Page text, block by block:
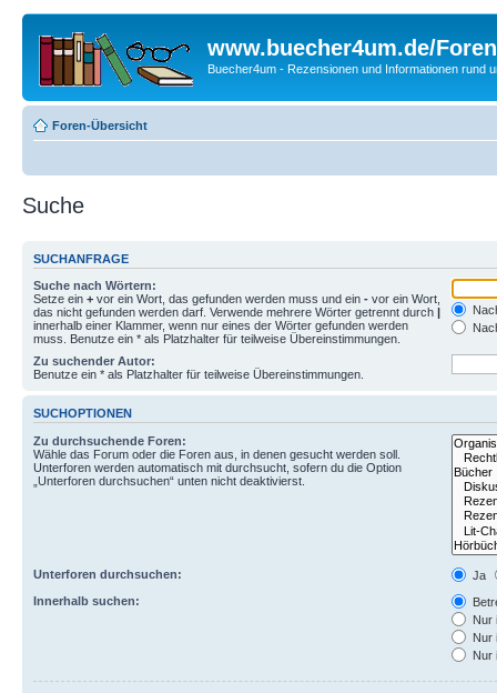
www.buecher4um.de/Foren
Buecher4um - Rezensionen und Informationen rund
Foren-Übersicht
Suche
SUCHANFRAGE
Suche nach Wörtern:
Setze ein + vor ein Wort, das gefunden werden muss und ein - vor ein Wort,
das nicht gefunden werden darf. Verwende mehrere Wörter getrennt durch |
innerhalb einer Klammer, wenn nur eines der Wörter gefunden werden
muss. Benutze ein * als Platzhalter für teilweise Übereinstimmungen.
Zu suchender Autor:
Benutze ein * als Platzhalter für teilweise Übereinstimmungen.
SUCHOPTIONEN
Zu durchsuchende Foren:
Wähle das Forum oder die Foren aus, in denen gesucht werden soll.
Unterforen werden automatisch mit durchsucht, sofern du die Option
„Unterforen durchsuchen“ unten nicht deaktivierst.
Unterforen durchsuchen:
Ja
Innerhalb suchen:
Nur
Nur
Nur